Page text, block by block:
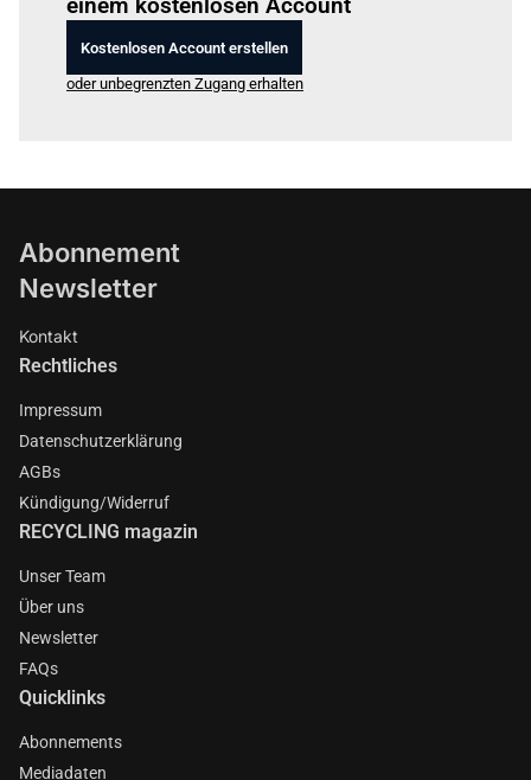
Kostenlosen Account erstellen
oder unbegrenzten Zugang erhalten
Abonnement
Newsletter
Kontakt
Rechtliches
Impressum
Datenschutzerklärung
AGBs
Kündigung/Widerruf
RECYCLING magazin
Unser Team
Über uns
Newsletter
FAQs
Quicklinks
Abonnements
Mediadaten